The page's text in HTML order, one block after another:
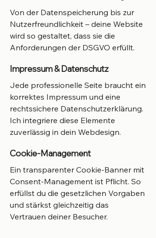
Von der Datenspeicherung bis zur
Nutzerfreundlichkeit – deine Website
wird so gestaltet, dass sie die
Anforderungen der DSGVO erfüllt.
Impressum & Datenschutz
Jede professionelle Seite braucht ein
korrektes Impressum und eine
rechtssichere Datenschutzerklärung.
Ich integriere diese Elemente
zuverlässig in dein Webdesign.
Cookie-Management
Ein transparenter Cookie-Banner mit
Consent-Management ist Pflicht. So
erfüllst du die gesetzlichen Vorgaben
und stärkst gleichzeitig das
Vertrauen deiner Besucher.